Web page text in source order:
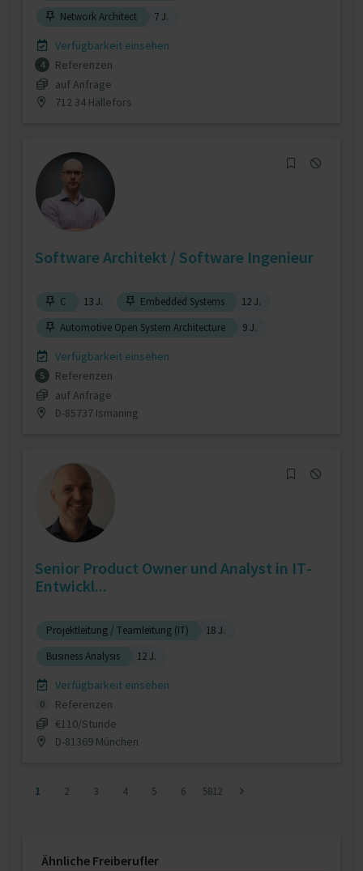
Network Architect 7 J.
Verfügbarkeit einsehen
4
Referenzen
auf Anfrage
712 34 Hällefors
Software Architekt / Software Ingenieur
C 13 J. Embedded Systems
12 J.
Automotive Open System Architecture
9 J.
Verfügbarkeit einsehen
5
Referenzen
auf Anfrage
D-85737 Ismaning
Senior Product Owner und Analyst in IT-
Entwickl...
Projektleitung / Teamleitung (IT)
18 J.
Business Analysis
12 J.
Verfügbarkeit einsehen
0
Referenzen
€110/Stunde
D-81369 München
1 2 3 4 5 6 5812
Ähnliche Freiberufler